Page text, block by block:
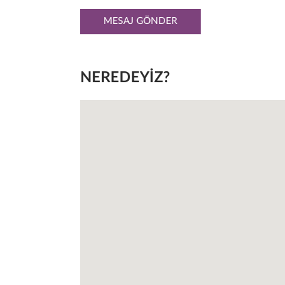
MESAJ GÖNDER
NEREDEYIZ?